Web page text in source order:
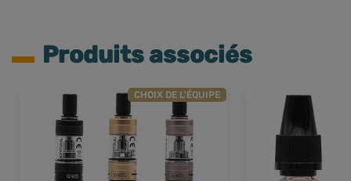
Produits associés
CHOIX DE L'ÉQUIPE